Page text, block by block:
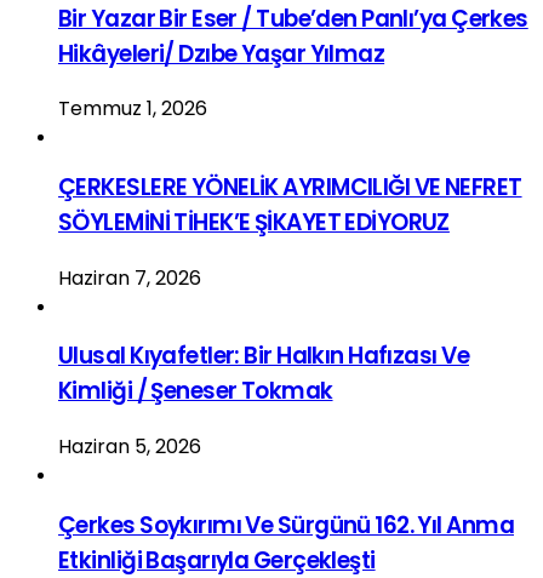
Bir Yazar Bir Eser / Tube’den Panlı’ya Çerkes
Hikâyeleri/ Dzıbe Yaşar Yılmaz
Temmuz 1, 2026
ÇERKESLERE YÖNELİK AYRIMCILIĞI VE NEFRET
SÖYLEMİNİ TİHEK’E ŞİKAYET EDİYORUZ
Haziran 7, 2026
Ulusal Kıyafetler: Bir Halkın Hafızası Ve
Kimliği / Şeneser Tokmak
Haziran 5, 2026
Çerkes Soykırımı Ve Sürgünü 162. Yıl Anma
Etkinliği Başarıyla Gerçekleşti